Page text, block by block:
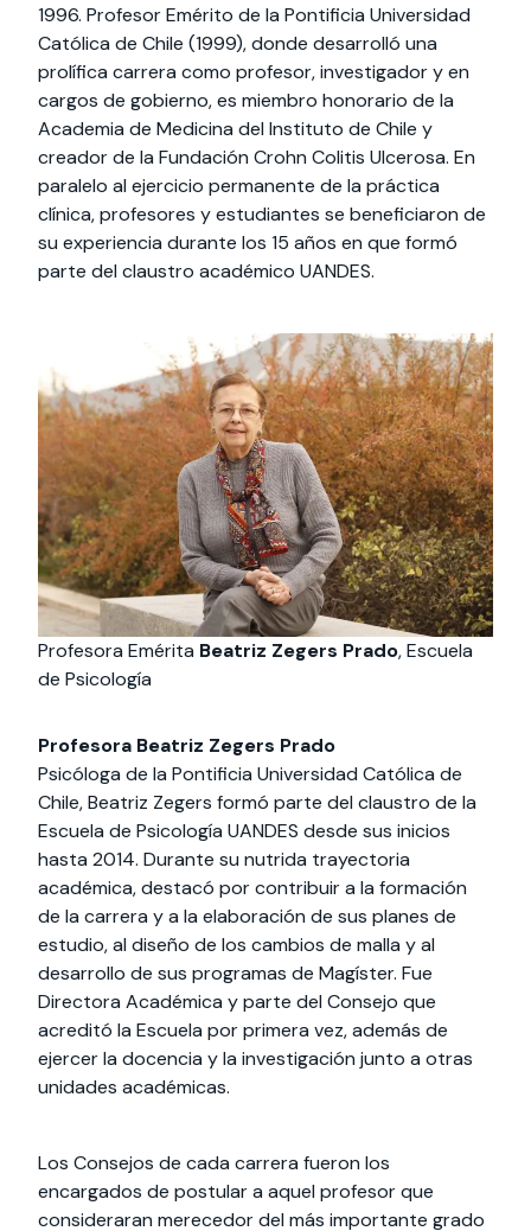
1996. Profesor Emérito de la Pontificia Universidad
Católica de Chile (1999), donde desarrolló una
prolífica carrera como profesor, investigador y en
cargos de gobierno, es miembro honorario de la
Academia de Medicina del Instituto de Chile y
creador de la Fundación Crohn Colitis Ulcerosa. En
paralelo al ejercicio permanente de la práctica
clínica, profesores y estudiantes se beneficiaron de
su experiencia durante los 15 años en que formó
parte del claustro académico UANDES.
Profesora Emérita Beatriz Zegers Prado, Escuela
de Psicología
Profesora Beatriz Zegers Prado
Psicóloga de la Pontificia Universidad Católica de
Chile, Beatriz Zegers formó parte del claustro de la
Escuela de Psicología UANDES desde sus inicios
hasta 2014. Durante su nutrida trayectoria
académica, destacó por contribuir a la formación
de la carrera y a la elaboración de sus planes de
estudio, al diseño de los cambios de malla y al
desarrollo de sus programas de Magíster. Fue
Directora Académica y parte del Consejo que
acreditó la Escuela por primera vez, además de
ejercer la docencia y la investigación junto a otras
unidades académicas.
Los Consejos de cada carrera fueron los
encargados de postular a aquel profesor que
consideraran merecedor del más importante grado